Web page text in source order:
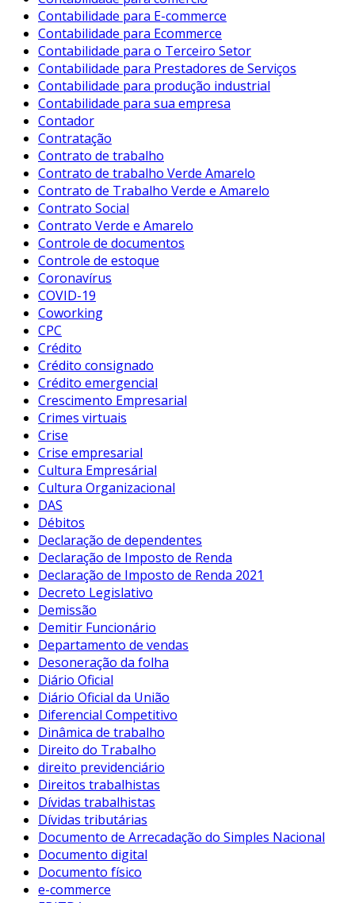
Contabilidade para E-commerce
Contabilidade para Ecommerce
Contabilidade para o Terceiro Setor
Contabilidade para Prestadores de Serviços
Contabilidade para produção industrial
Contabilidade para sua empresa
Contador
Contratação
Contrato de trabalho
Contrato de trabalho Verde Amarelo
Contrato de Trabalho Verde e Amarelo
Contrato Social
Contrato Verde e Amarelo
Controle de documentos
Controle de estoque
Coronavírus
COVID-19
Coworking
CPC
Crédito
Crédito consignado
Crédito emergencial
Crescimento Empresarial
Crimes virtuais
Crise
Crise empresarial
Cultura Empresárial
Cultura Organizacional
DAS
Débitos
Declaração de dependentes
Declaração de Imposto de Renda
Declaração de Imposto de Renda 2021
Decreto Legislativo
Demissão
Demitir Funcionário
Departamento de vendas
Desoneração da folha
Diário Oficial
Diário Oficial da União
Diferencial Competitivo
Dinâmica de trabalho
Direito do Trabalho
direito previdenciário
Direitos trabalhistas
Dívidas trabalhistas
Dívidas tributárias
Documento de Arrecadação do Simples Nacional
Documento digital
Documento físico
e-commerce